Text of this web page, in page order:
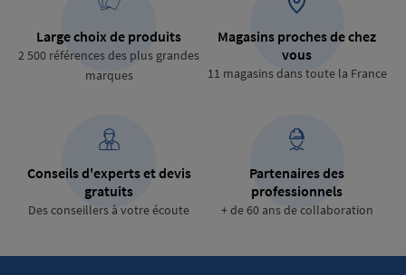
Large choix de produits
2 500 références des plus grandes
marques
Magasins proches de chez
vous
11 magasins dans toute la France
Conseils d'experts et devis
gratuits
Des conseillers à votre écoute
Partenaires des
professionnels
+ de 60 ans de collaboration